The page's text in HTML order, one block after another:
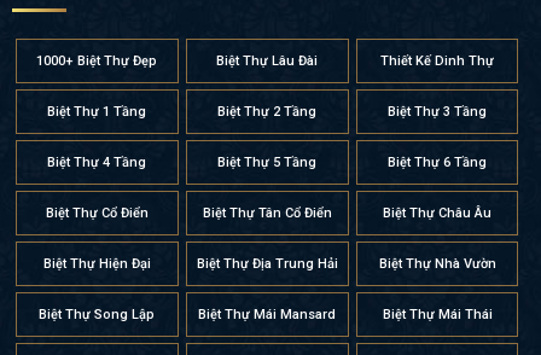
1000+ Biệt Thự Đẹp Biệt Thự Lâu Đài Thiết Kế Dinh Thự
Biệt Thự 1 Tầng Biệt Thự 2 Tầng Biệt Thự 3 Tầng
Biệt Thự 4 Tầng Biệt Thự 5 Tầng Biệt Thự 6 Tầng
Biệt Thự Cổ Điển Biệt Thự Tân Cổ Điển Biệt Thự Châu Âu
Biệt Thự Hiện Đại Biệt Thự Địa Trung Hải Biệt Thự Nhà Vườn
Biệt Thự Song Lập Biệt Thự Mái Mansard Biệt Thự Mái Thái